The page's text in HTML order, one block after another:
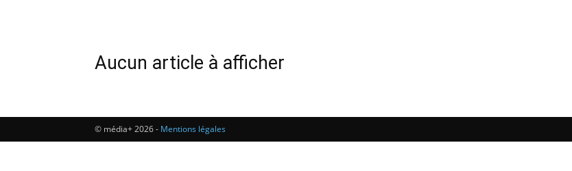
Aucun article à afficher
© média+ 2026 - Mentions légales